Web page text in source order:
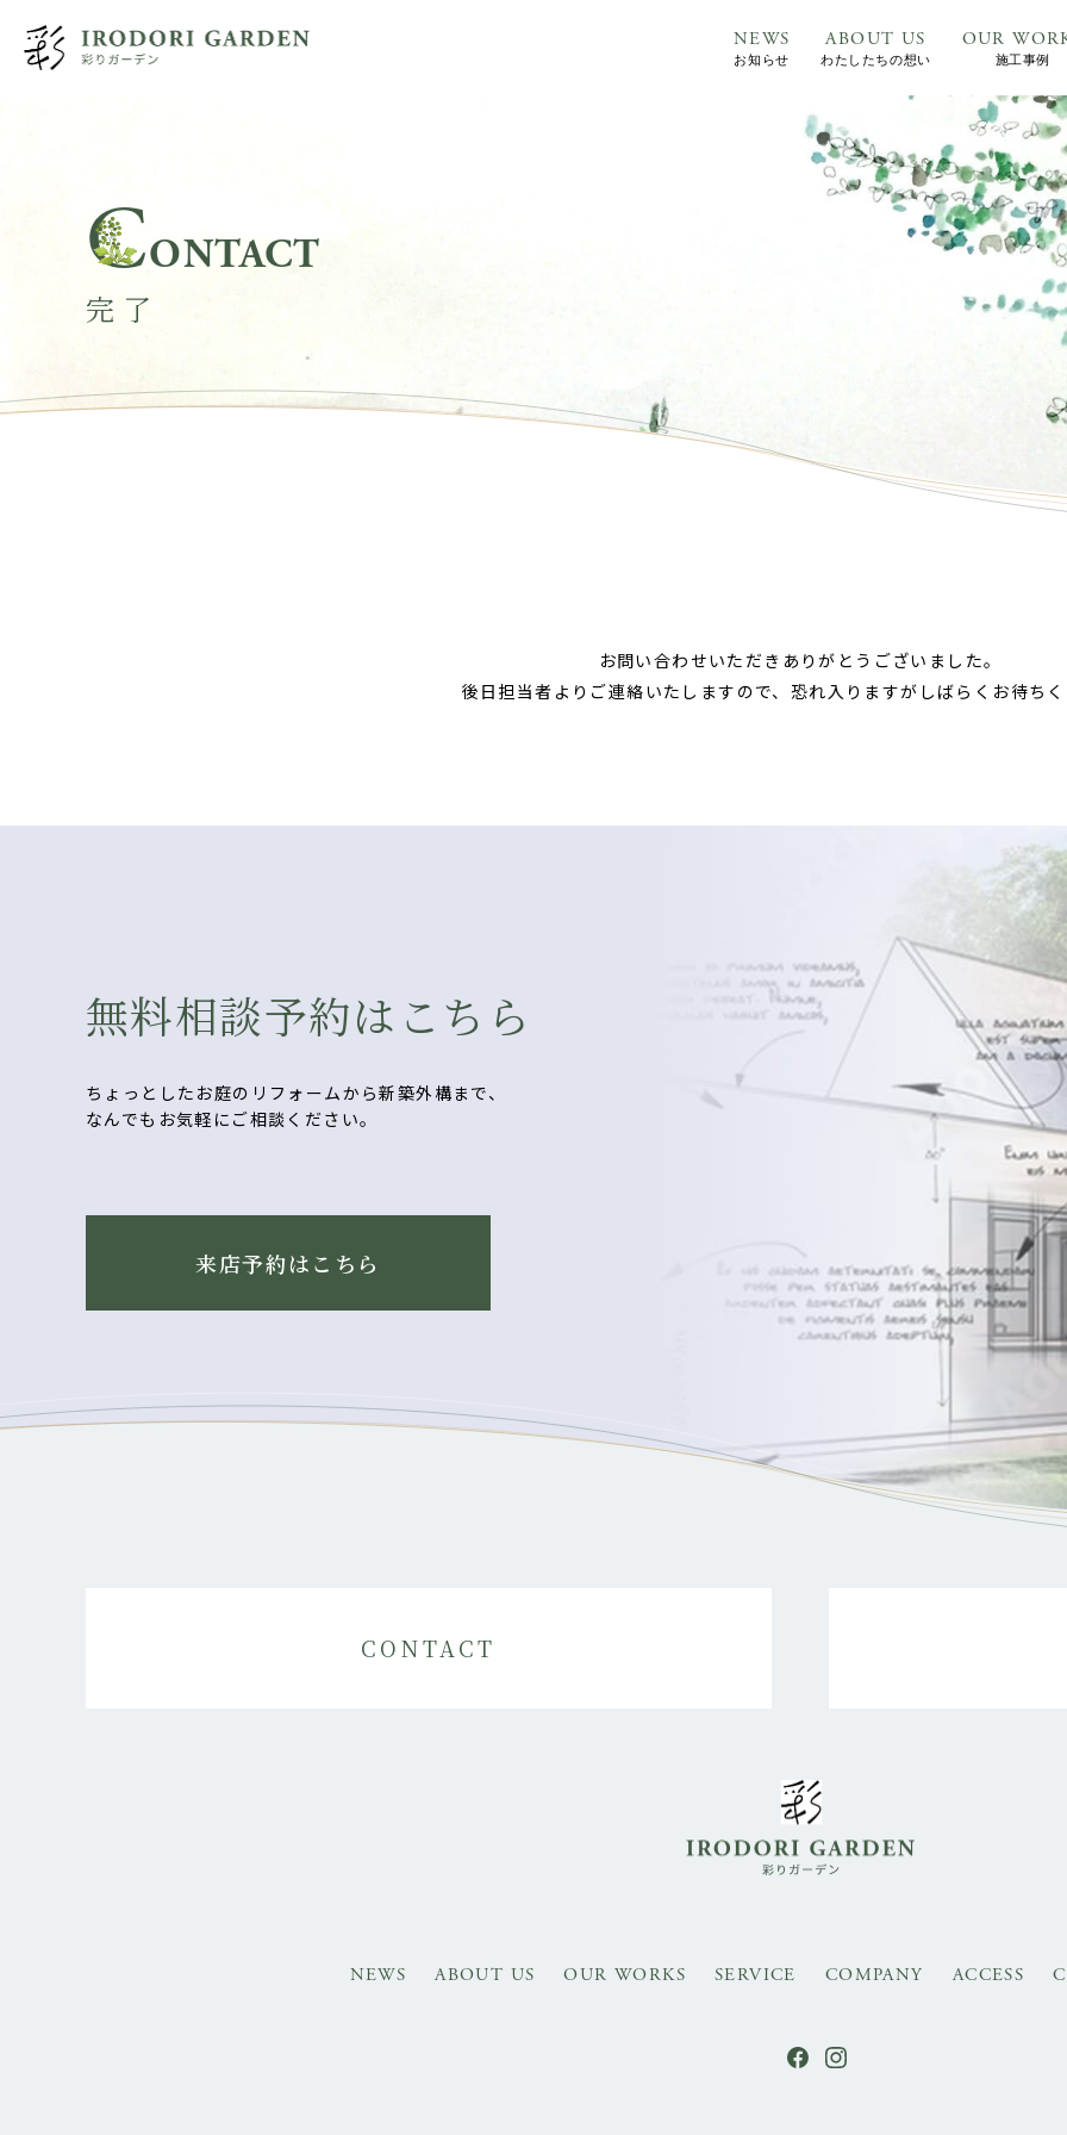
NEWS
お知らせ
ABOUT US
わたしたちの想い
OUR
施工事例
CONTACT
完了
お問い合わせいただき ありがとうございました。
後日担当者よりご連絡いたしますので、 恐れ入りますがしばらくお待ち
無料相談予約はこちら
ちょっとしたお庭のリフォームから新築外構まで、
なんでもお気軽にご相談ください。
来店予約はこちら
CONTACT
NEWS ABOUT US OUR WORKS SERVICE COMPANY ACCESS